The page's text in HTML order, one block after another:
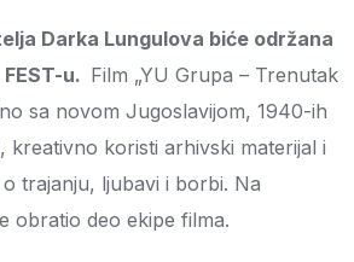
Darka Lungulova biće održana
u. Film „YU Grupa – Trenutak
sa novom Jugoslavijom, 1940-ih
koristi arhivski materijal i
trajanju, ljubavi i borbi. Na
obratio deo ekipe filma.